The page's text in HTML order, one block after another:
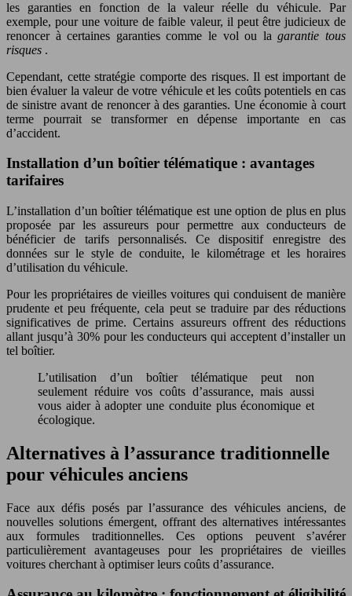
les garanties en fonction de la valeur réelle du véhicule. Par
exemple, pour une voiture de faible valeur, il peut être judicieux de
renoncer à certaines garanties comme le vol ou lagarantie tous
risques .
Cependant, cette stratégie comporte des risques. Il est important de
bien évaluer la valeur de votre véhicule et les coûts potentiels en cas
de sinistre avant de renoncer à des garanties. Une économie à court
terme pourrait se transformer en dépense importante en cas
d’accident.
Installation d’un boîtier télématique : avantages
tarifaires
L’installation d’un boîtier télématique est une option de plus en plus
proposée par les assureurs pour permettre aux conducteurs de
bénéficier de tarifs personnalisés. Ce dispositif enregistre des
données sur le style de conduite, le kilométrage et les horaires
d’utilisation du véhicule.
Pour les propriétaires de vieilles voitures qui conduisent de manière
prudente et peu fréquente, cela peut se traduire par des réductions
significatives de prime. Certains assureurs offrent des réductions
allant jusqu’à 30% pour les conducteurs qui acceptent d’installer un
tel boîtier.
L’utilisation d’un boîtier télématique peut non
seulement réduire vos coûts d’assurance, mais aussi
vous aider à adopter une conduite plus économique et
écologique.
Alternatives à l’assurance traditionnelle
pour véhicules anciens
Face aux défis posés par l’assurance des véhicules anciens, de
nouvelles solutions émergent, offrant des alternatives intéressantes
aux formules traditionnelles. Ces options peuvent s’avérer
particulièrement avantageuses pour les propriétaires de vieilles
voitures cherchant à optimiser leurs coûts d’assurance.